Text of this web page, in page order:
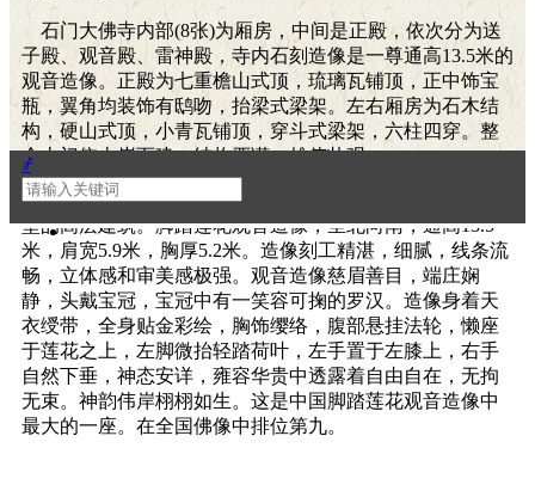
石门大佛寺内部(8张)为厢房，中间是正殿，依次分为送
子殿、观音殿、雷神殿，寺内石刻造像是一尊通高13.5米的
观音造像。正殿为七重檐山式顶，琉璃瓦铺顶，正中饰宝
瓶，翼角均装饰有鸱吻，抬梁式梁架。左右厢房为石木结
构，硬山式顶，小青瓦铺顶，穿斗式梁架，六柱四穿。整
个山门依山崖而建，结构严谨，雄伟壮观。
石门大佛寺建筑为七重檐山木结构建筑，是中国清代典
型的高层建筑。脚踏莲花观音造像，坐北向南，通高13.5
米，肩宽5.9米，胸厚5.2米。造像刻工精湛，细腻，线条流
畅，立体感和审美感极强。观音造像慈眉善目，端庄娴
静，头戴宝冠，宝冠中有一笑容可掬的罗汉。造像身着天
衣绶带，全身贴金彩绘，胸饰缨络，腹部悬挂法轮，懒座
于莲花之上，左脚微抬轻踏荷叶，左手置于左膝上，右手
自然下垂，神态安详，雍容华贵中透露着自由自在，无拘
无束。神韵伟岸栩栩如生。这是中国脚踏莲花观音造像中
最大的一座。在全国佛像中排位第九。
ꄙ